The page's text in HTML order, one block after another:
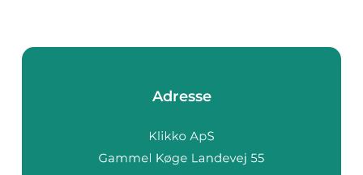
Adresse